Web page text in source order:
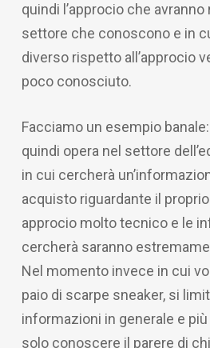
quindi l’approcio che avranno
settore che conoscono e in
diverso rispetto all’approcio
poco conosciuto.
Facciamo un esempio
quindi opera nel settore
in cui cercherà
acquisto riguardante il
approcio molto tecnico e le
cercherà saranno
Nel momento invece in cui
paio di scarpe sneaker, si
informazioni in generale e
solo conoscere il parere di